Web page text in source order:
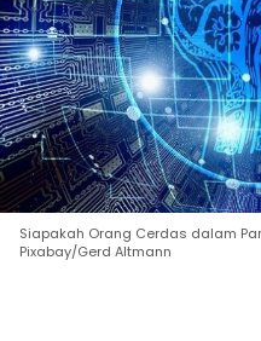
Siapakah Orang Cerdas dalam
Pixabay/Gerd Altmann